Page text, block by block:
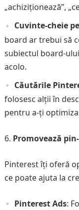
„achiziționează”,
Cuvinte-cheie
board ar trebui să
subiectul board-
acolo.
Căutările
folosesc alții în
pentru a-ți
Promovează
Pinterest îți oferă
ce poate ajuta la
Pinterest Ads: